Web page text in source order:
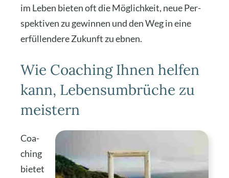
im Leben bie­ten oft die Mög­lich­keit, neue Per­
spek­ti­ven zu gewin­nen und den Weg in eine
erfül­len­de­re Zukunft zu ebnen.
Wie Coaching Ihnen helfen
kann, Lebensumbrüche zu
meistern
Coa­
ching
bie­tet